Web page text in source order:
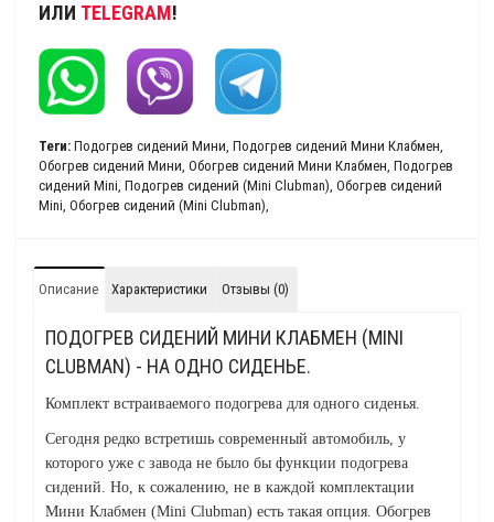
ИЛИ TELEGRAM!
Теги: Подогрев сидений Мини, Подогрев сидений Мини Клабмен,
Обогрев сидений Мини, Обогрев сидений Мини Клабмен, Подогрев
сидений Mini, Подогрев сидений (Mini Clubman), Обогрев сидений
Mini, Обогрев сидений (Mini Clubman),
Описание Характеристики Отзывы (0)
ПОДОГРЕВ СИДЕНИЙ МИНИ КЛАБМЕН (MINI
CLUBMAN) - НА ОДНО СИДЕНЬЕ.
Комплект встраиваемого подогрева для одного сиденья.
Сегодня редко встретишь современный автомобиль, у
которого уже с завода не было бы функции подогрева
сидений. Но, к сожалению, не в каждой комплектации
Мини Клабмен (Mini Clubman) есть такая опция. Обогрев